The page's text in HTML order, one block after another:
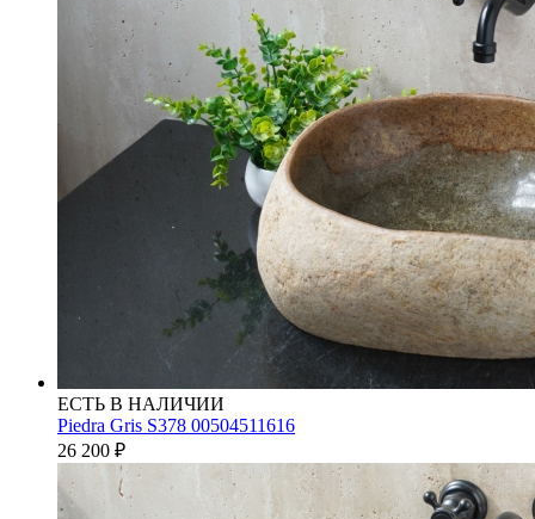
ЕСТЬ В НАЛИЧИИ
Piedra Gris S378 00504511616
26 200 ₽